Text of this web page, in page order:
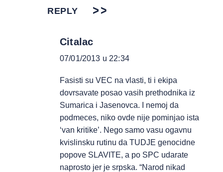
REPLY
Citalac
07/01/2013 u 22:34
Fasisti su VEC na vlasti, ti i ekipa
dovrsavate posao vasih prethodnika iz
Sumarica i Jasenovca. I nemoj da
podmeces, niko ovde nije pominjao ista
‘van kritike’. Nego samo vasu ogavnu
kvislinsku rutinu da TUDJE genocidne
popove SLAVITE, a po SPC udarate
naprosto jer je srpska. “Narod nikad